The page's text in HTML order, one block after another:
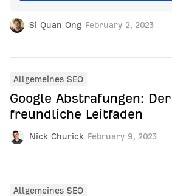
Si Quan Ong February 2, 2023
Nick Churick February 9, 2023
Allgemeines SEO
Google Abstrafungen:
freundliche Leitfaden
Allgemeines SEO